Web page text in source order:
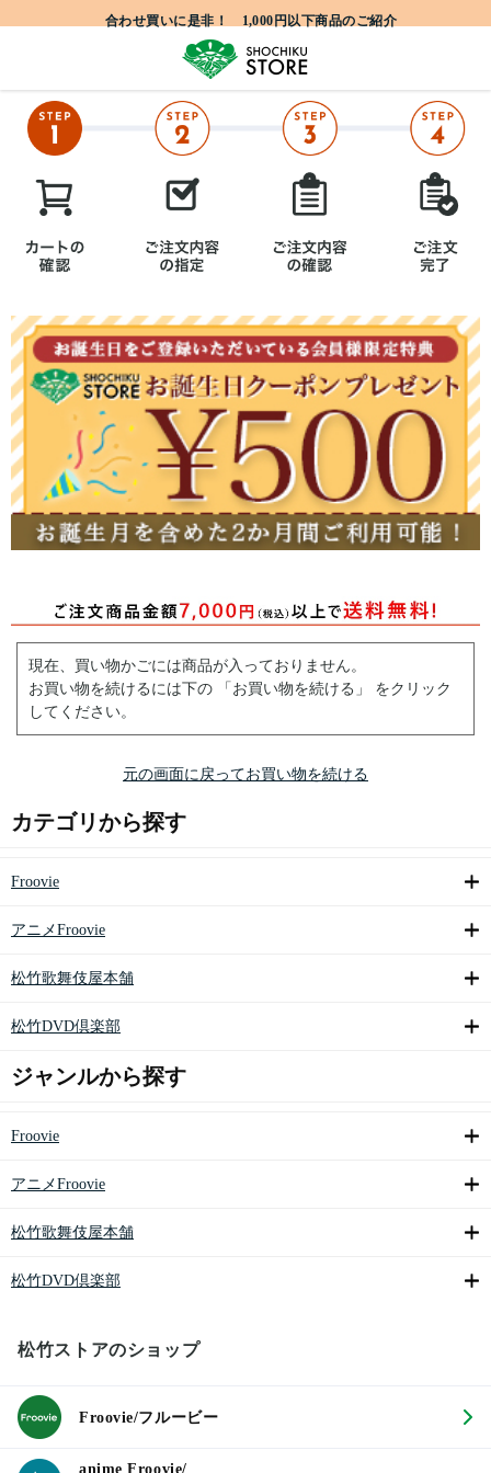
合わせ買いに是非！ 1,000円以下商品のご紹介
現在、買い物かごには商品が入っておりません。
お買い物を続けるには下の 「お買い物を続ける」 をクリック
してください。
元の画面に戻ってお買い物を続ける
カテゴリから探す
Froovie
アニメFroovie
松竹歌舞伎屋本舗
松竹DVD倶楽部
ジャンルから探す
Froovie
アニメFroovie
松竹歌舞伎屋本舗
松竹DVD倶楽部
松竹ストアのショップ
Froovie/フルービー
anime Froovie/